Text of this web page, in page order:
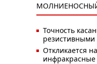
Точность
резистивными
Откликается